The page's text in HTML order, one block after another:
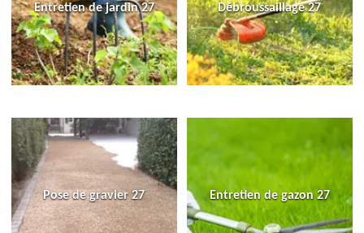
Entretien de jardin 27 Débroussaillage 27
Pose de gravier 27 Entretien de gazon 27